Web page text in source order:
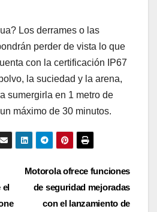
Los derrames o las
perder de vista lo que
con la certificación IP67
la suciedad y la arena,
sumergirla en 1 metro de
máximo de 30 minutos.
Motorola ofrece funciones
de seguridad mejoradas
con el lanzamiento de
el